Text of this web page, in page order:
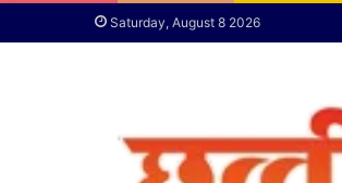
Saturday, August 8 2026